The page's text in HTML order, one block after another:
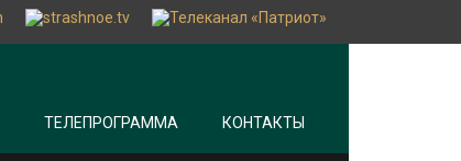
ТЕЛЕПРОГРАММА КОНТАКТЫ